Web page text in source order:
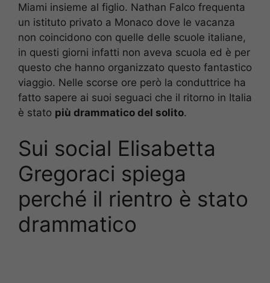
Miami insieme al figlio. Nathan Falco frequenta
un istituto privato a Monaco dove le vacanza
non coincidono con quelle delle scuole italiane,
in questi giorni infatti non aveva scuola ed è per
questo che hanno organizzato questo fantastico
viaggio. Nelle scorse ore però la conduttrice ha
fatto sapere ai suoi seguaci che il ritorno in Italia
è stato più drammatico del solito.
Sui social Elisabetta
Gregoraci spiega
perché il rientro è stato
drammatico